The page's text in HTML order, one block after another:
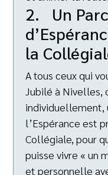
2. Un
la
A tous ceux qui
Jubilé à Nivelles,
individuellement,
l’Espérance est
Collégiale, pour
puisse vivre « un
et personnelle